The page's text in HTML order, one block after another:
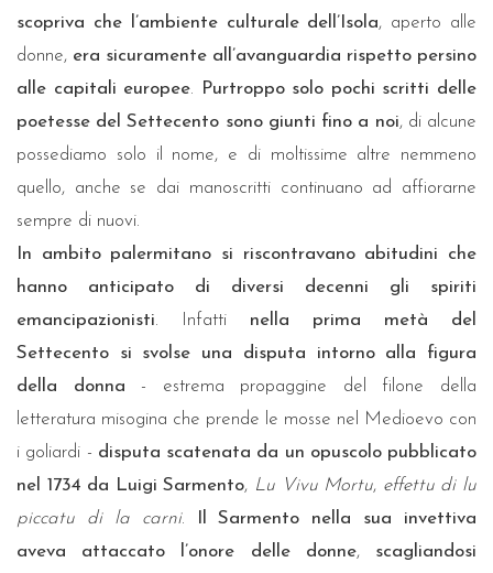
scopriva che l’ambiente culturale dell’Isola, aperto alle
donne, era sicuramente all’avanguardia rispetto persino
alle capitali europee.
Purtroppo solo pochi scritti delle
poetesse del Settecento sono giunti fino a noi, di alcune
possediamo solo il nome, e di moltissime altre nemmeno
quello, anche se dai manoscritti continuano ad affiorarne
sempre di nuovi.
In ambito palermitano si riscontravano abitudini che
hanno anticipato di diversi decenni gli spiriti
emancipazionisti. Infatti nella prima metà del
Settecento si svolse una disputa intorno alla figura
della donna - estrema propaggine del filone della
letteratura misogina che prende le mosse nel Medioevo con
i goliardi - disputa scatenata da un opuscolo pubblicato
nel 1734 da Luigi Sarmento, Lu Vivu Mortu, effettu di lu
piccatu di la carni.
Il Sarmento nella sua invettiva
aveva attaccato l’onore delle donne, scagliandosi